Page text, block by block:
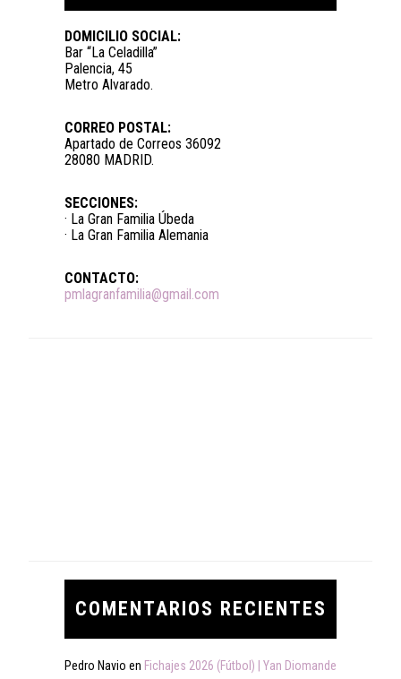
DOMICILIO SOCIAL:
Bar “La Celadilla”
Palencia, 45
Metro Alvarado.
CORREO POSTAL:
Apartado de Correos 36092
28080 MADRID.
SECCIONES:
· La Gran Familia Úbeda
· La Gran Familia Alemania
CONTACTO:
pmlagranfamilia@gmail.com
COMENTARIOS RECIENTES
Pedro Navio en Fichajes 2026 (Fútbol) | Yan Diomande